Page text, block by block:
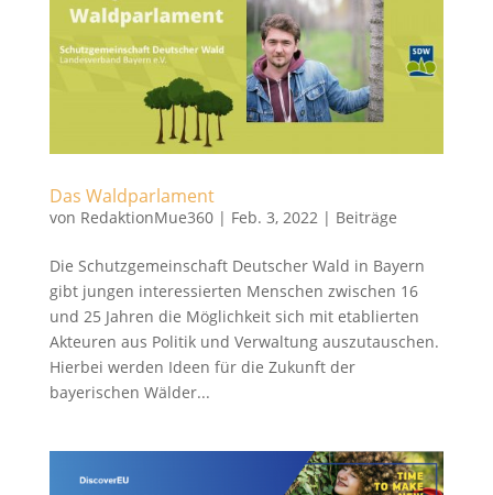
Das Waldparlament
von RedaktionMue360| Feb. 3, 2022| Beiträge
Die Schutzgemeinschaft Deutscher Wald in Bayern
gibt jungen interessierten Menschen zwischen 16
und 25 Jahren die Möglichkeit sich mit etablierten
Akteuren aus Politik und Verwaltung auszutauschen.
Hierbei werden Ideen für die Zukunft der
bayerischen Wälder...